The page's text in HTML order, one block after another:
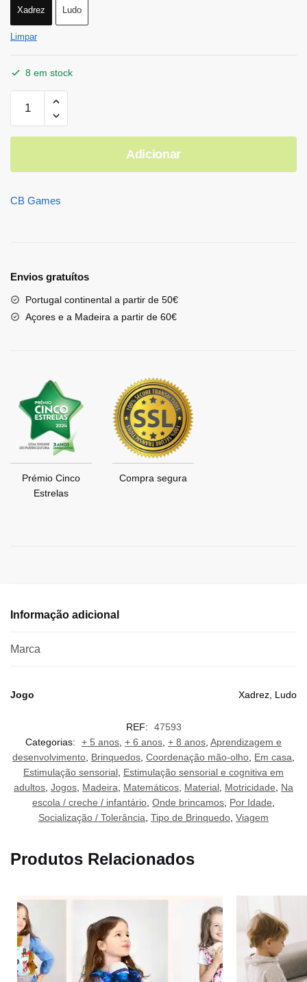
Xadrez Ludo
Limpar
8 em stock
Adicionar
CB Games
Envios gratuítos
Portugal continental a partir de 50€
Açores e a Madeira a partir de 60€
Prémio Cinco
Estrelas
Compra segura
Informação adicional
Marca
Jogo Xadrez, Ludo
REF:
47593
Categorias:
+ 5 anos, + 6 anos, + 8 anos, Aprendizagem e
desenvolvimento, Brinquedos, Coordenação mão-olho, Em casa,
Estimulação sensorial, Estimulação sensorial e cognitiva em
adultos, Jogos, Madeira, Matemáticos, Material, Motricidade, Na
escola / creche / infantário, Onde brincamos, Por Idade,
Socialização / Tolerância, Tipo de Brinquedo, Viagem
Produtos Relacionados